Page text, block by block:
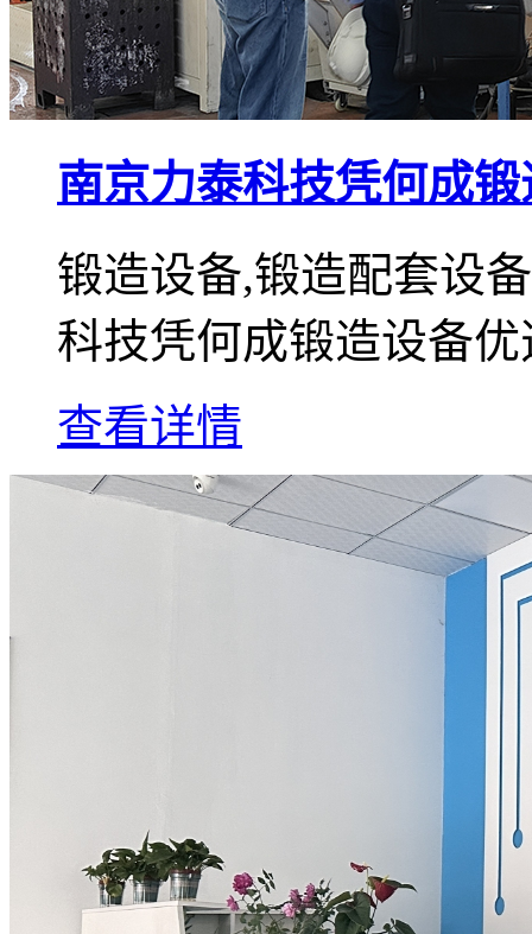
南京力泰科技凭何成
锻造设备,锻造配套设
科技凭何成锻造设备优
查看详情